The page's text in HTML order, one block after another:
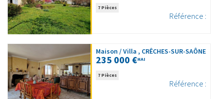
7 Pièces
Référence :
Maison / Villa , CRÊCHES-SUR-SAÔNE
235 000 €HAI
7 Pièces
Référence :